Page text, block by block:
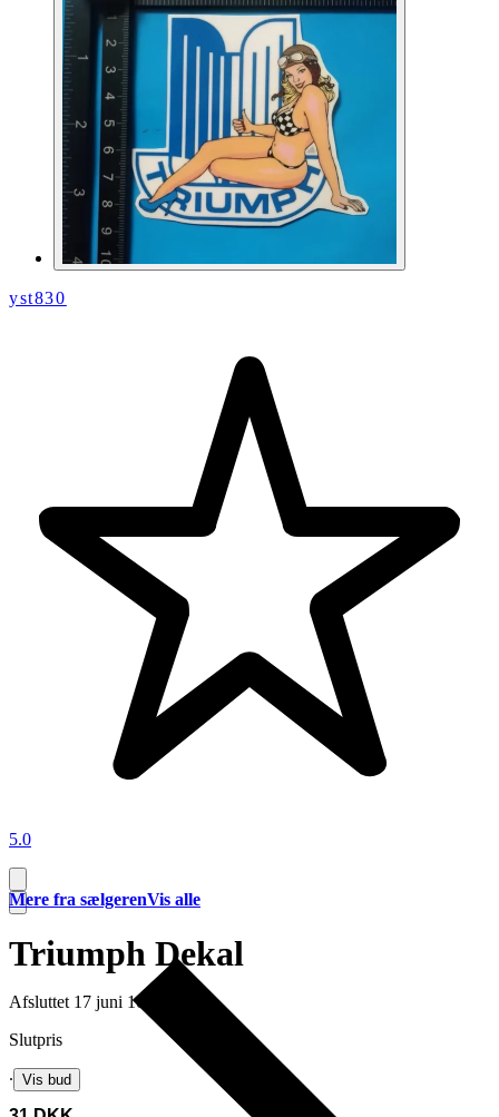
yst830
5.0
Triumph Dekal
Afsluttet 17 juni 10:43
Slutpris
∙ Vis bud
Mere fra sælgerenVis alle